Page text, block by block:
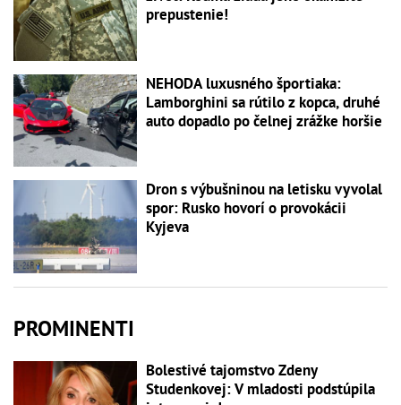
prepustenie!
NEHODA luxusného športiaka:
Lamborghini sa rútilo z kopca, druhé
auto dopadlo po čelnej zrážke horšie
Dron s výbušninou na letisku vyvolal
spor: Rusko hovorí o provokácii
Kyjeva
PROMINENTI
Bolestivé tajomstvo Zdeny
Studenkovej: V mladosti podstúpila